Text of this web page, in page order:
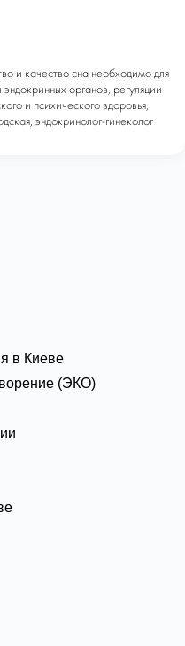
и качество сна необходимо для
органов, регуляции
и психического здоровья,
эндокринолог-гинеколог
в Киеве
(ЭКО)